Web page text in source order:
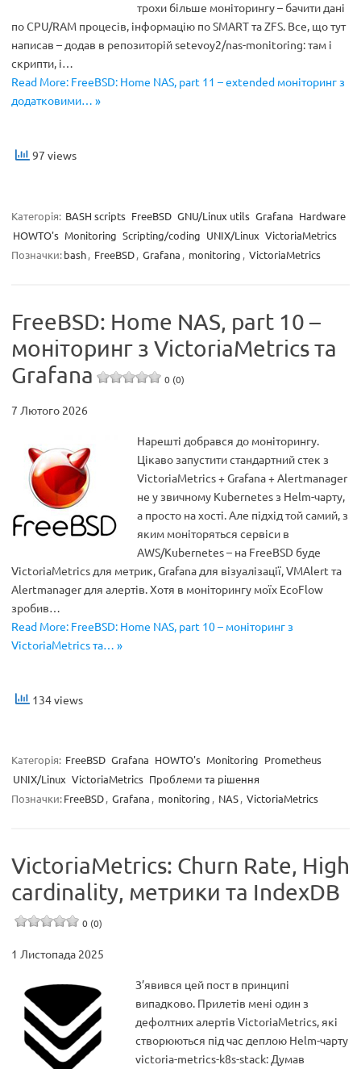
трохи більше моніторингу – бачити дані
по CPU/RAM процесів, інформацію по SMART та ZFS. Все, що тут
написав – додав в репозиторій setevoy2/nas-monitoring: там і
скрипти, і…
Read More: FreeBSD: Home NAS, part 11 – extended моніторинг з
додатковими… »
97 views
Категорія: BASH scripts FreeBSD GNU/Linux utils Grafana Hardware
HOWTO's Monitoring Scripting/coding UNIX/Linux VictoriaMetrics
Позначки:bash, FreeBSD, Grafana , monitoring , VictoriaMetrics
FreeBSD: Home NAS, part 10 –
моніторинг з VictoriaMetrics та
Grafana
0 (0)
7 Лютого 2026
Нарешті добрався до моніторингу.
Цікаво запустити стандартний стек з
VictoriaMetrics + Grafana + Alertmanager
не у звичному Kubernetes з Helm-чарту,
а просто на хості. Але підхід той самий, з
яким моніторяться сервіси в
AWS/Kubernetes – на FreeBSD буде
VictoriaMetrics для метрик, Grafana для візуалізації, VMAlert та
Alertmanager для алертів. Хотя в моніторингу моїх EcoFlow
зробив…
Read More: FreeBSD: Home NAS, part 10 – моніторинг з
VictoriaMetrics та… »
134 views
Категорія: FreeBSD Grafana HOWTO's Monitoring Prometheus
UNIX/Linux VictoriaMetrics Проблеми та рішення
Позначки:FreeBSD, Grafana , monitoring , NAS, VictoriaMetrics
VictoriaMetrics: Churn Rate, High
cardinality, метрики та IndexDB
0 (0)
1 Листопада 2025
З’явився цей пост в принципі
випадково. Прилетів мені один з
дефолтних алертів VictoriaMetrics, які
створюються під час деплою Helm-чарту
victoria-metrics-k8s-stack: Думав